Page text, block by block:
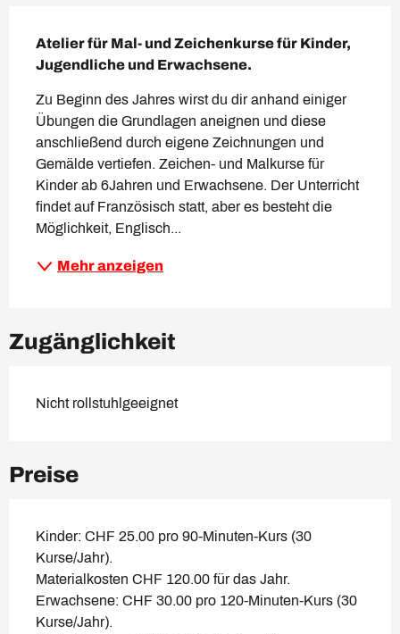
Atelier für Mal- und Zeichenkurse für Kinder,
Jugendliche und Erwachsene.
Zu Beginn des Jahres wirst du dir anhand einiger
Übungen die Grundlagen aneignen und diese
anschließend durch eigene Zeichnungen und
Gemälde vertiefen. Zeichen- und Malkurse für
Kinder ab 6Jahren und Erwachsene. Der Unterricht
findet auf Französisch statt, aber es besteht die
Möglichkeit, Englisch...
Mehr anzeigen
Zugänglichkeit
Nicht rollstuhlgeeignet
Preise
Kinder: CHF 25.00 pro 90-Minuten-Kurs (30
Kurse/Jahr).
Materialkosten CHF 120.00 für das Jahr.
Erwachsene: CHF 30.00 pro 120-Minuten-Kurs (30
Kurse/Jahr).